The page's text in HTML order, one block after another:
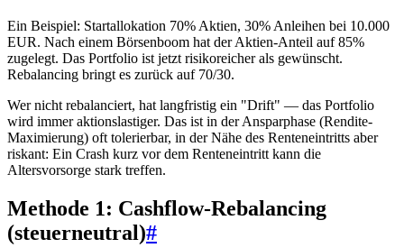
Ein Beispiel: Startallokation 70% Aktien, 30% Anleihen bei 10.000
EUR. Nach einem Börsenboom hat der Aktien-Anteil auf 85%
zugelegt. Das Portfolio ist jetzt risikoreicher als gewünscht.
Rebalancing bringt es zurück auf 70/30.
Wer nicht rebalanciert, hat langfristig ein "Drift" — das Portfolio
wird immer aktionslastiger. Das ist in der Ansparphase (Rendite-
Maximierung) oft tolerierbar, in der Nähe des Renteneintritts aber
riskant: Ein Crash kurz vor dem Renteneintritt kann die
Altersvorsorge stark treffen.
Methode 1: Cashflow-Rebalancing
(steuerneutral)#